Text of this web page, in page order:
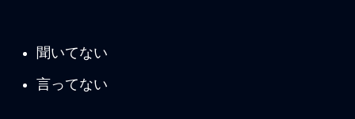
聞いてない
言ってない